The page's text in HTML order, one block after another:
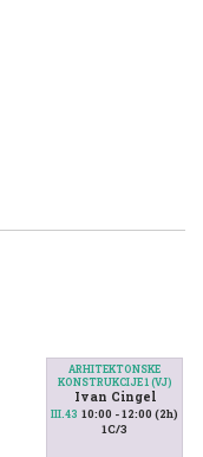
ARHITEKTONSKE
KONSTRUKCIJE 1 (VJ)
Ivan Cingel
III.43 10:00 - 12:00 (2h)
1C/3